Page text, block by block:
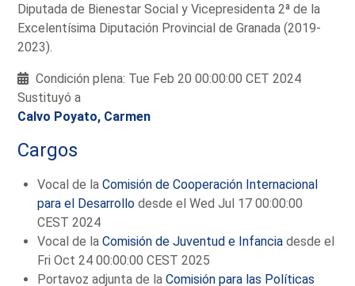
Diputada de Bienestar Social y Vicepresidenta 2ª de la
Excelentísima Diputación Provincial de Granada (2019-
2023).
Condición plena: Tue Feb 20 00:00:00 CET 2024
Sustituyó a
Calvo Poyato, Carmen
Cargos
Vocal de laComisión de Cooperación Internacional
para el Desarrollo desde el Wed Jul 17 00:00:00
CEST 2024
Vocal de laComisión de Juventud e Infancia desde el
Fri Oct 24 00:00:00 CEST 2025
Portavoz adjunta de laComisión para las Políticas